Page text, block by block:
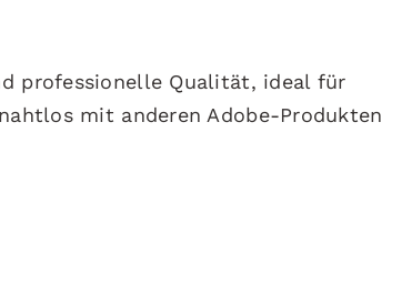
professionelle Qualität, ideal für
mit anderen Adobe-Produkten